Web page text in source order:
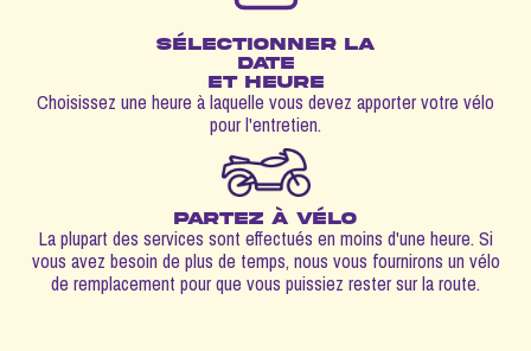
sélectionner la
date
et heure
Choisissez une heure à laquelle vous devez apporter votre vélo
pour l'entretien.
Partez à vélo
La plupart des services sont effectués en moins d'une heure. Si
vous avez besoin de plus de temps, nous vous fournirons un vélo
de remplacement pour que vous puissiez rester sur la route.